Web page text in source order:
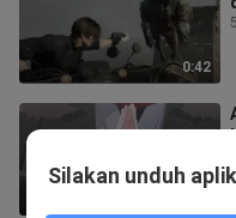
0:42
Bahasa Melayu
Silakan unduh